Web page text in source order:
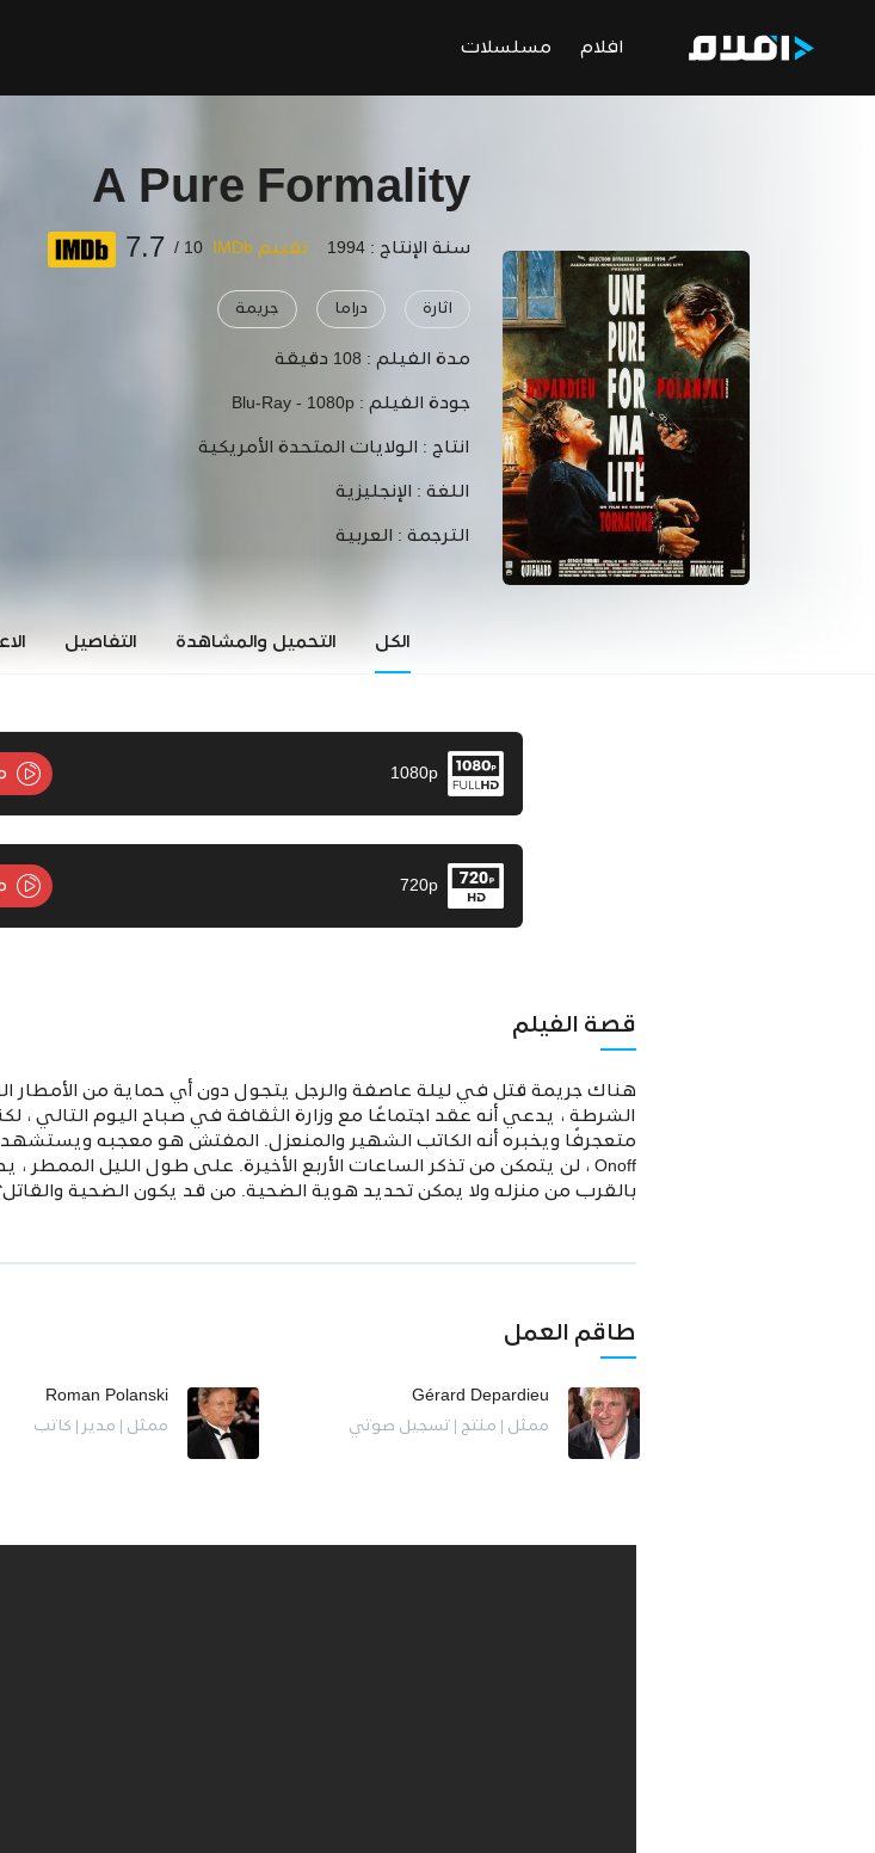
افلام مسلسلات
A Pure Formality
سنة الإنتاج : 1994 تقييم IMDb 10 /
7.7
اثارة دراما جريمة
مدة الفيلم : 108 دقيقة
جودة الفيلم :Blu-Ray - 1080p
انتاج : الولايات المتحدة الأمريكية
اللغة : الإنجليزية
الترجمة : العربية
الكل التحميل والمشاهدة التفاصيل
1080p
720p
قصة الفيلم
هناك جريمة قتل في ليلة عاصفة والرجل يتجول دون أي حماية من الأمطار
الشرطة ، يدعي أنه عقد اجتماعًا مع وزارة الثقافة في صباح اليوم التالي ،
متعجرفًا ويخبره أنه الكاتب الشهير والمنعزل. المفتش هو معجبه
بالقرب من منزله ولا يمكن تحديد هوية الضحية. من قد يكون الضحية
طاقم العمل
Gérard Depardieu
ممثل | منتج | تسجيل صوتي
Roman Polanski
ممثل | مدير | كاتب